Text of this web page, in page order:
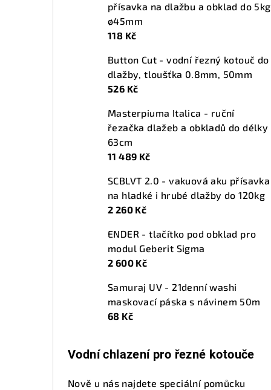
přísavka na dlažbu a obklad do
ø45mm
118 Kč
Button Cut - vodní řezný kotouč do
dlažby, tloušťka 0.8mm, 50mm
526 Kč
Masterpiuma Italica - ruční
řezačka dlažeb a obkladů do délky
63cm
11 489 Kč
SCBLVT 2.0 - vakuová aku přísavka
na hladké i hrubé dlažby do 120kg
2 260 Kč
ENDER - tlačítko pod obklad pro
modul Geberit Sigma
2 600 Kč
Samuraj UV - 21denní washi
maskovací páska s návinem 50m
68 Kč
Vodní chlazení pro řezné kotouče
Nově u nás najdete speciální pomůcku